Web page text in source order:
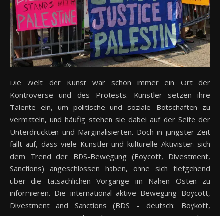
Die Welt der Kunst war schon immer ein Ort der
Kontroverse und des Protests. Künstler setzen ihre
Talente ein, um politische und soziale Botschaften zu
vermitteln, und häufig stehen sie dabei auf der Seite der
Unterdrückten und Marginalisierten. Doch in jüngster Zeit
fällt auf, dass viele Künstler und kulturelle Aktivisten sich
dem Trend der BDS-Bewegung (Boycott, Divestment,
Sanctions) angeschlossen haben, ohne sich tiefgehend
über die tatsächlichen Vorgänge im Nahen Osten zu
informieren. Die international aktive Bewegung Boycott,
Divestment and Sanctions (BDS – deutsch: Boykott,